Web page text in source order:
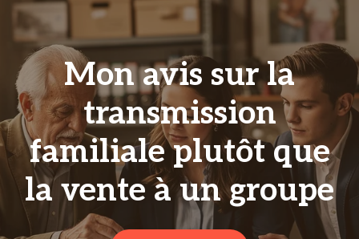
Mon avis sur la
transmission
familiale plutôt que
la vente à un groupe